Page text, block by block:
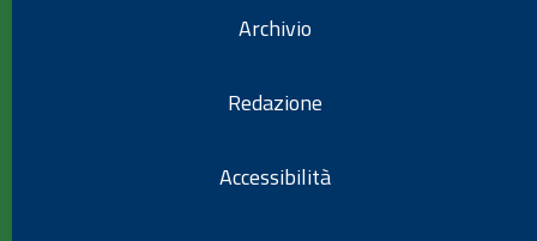
Archivio
Redazione
Accessibilità